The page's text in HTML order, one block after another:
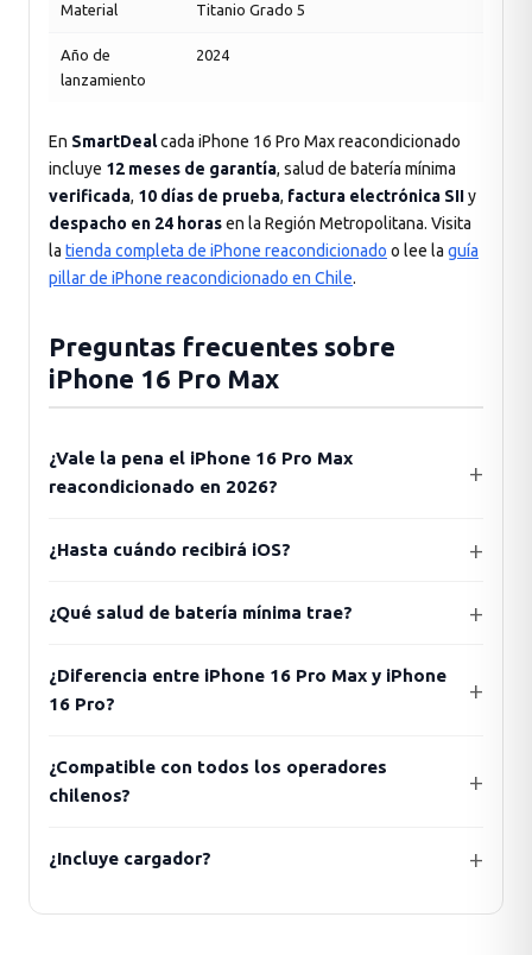
Material Titanio Grado 5
Año de
lanzamiento
2024
En SmartDealcada iPhone 16 Pro Max reacondicionado
incluye 12 meses de garantía, salud de batería mínima
verificada, 10 días de prueba, factura electrónica SIIy
despacho en 24 horasen la Región Metropolitana. Visita
la tienda completa de iPhone reacondicionado o lee la guía
pillar de iPhone reacondicionado en Chile.
Preguntas frecuentes sobre
iPhone 16 Pro Max
¿Vale la pena el iPhone 16 Pro Max
reacondicionado en 2026?
¿Hasta cuándo recibirá iOS?
¿Qué salud de batería mínima trae?
¿Diferencia entre iPhone 16 Pro Max y iPhone
16 Pro?
¿Compatible con todos los operadores
chilenos?
¿Incluye cargador?